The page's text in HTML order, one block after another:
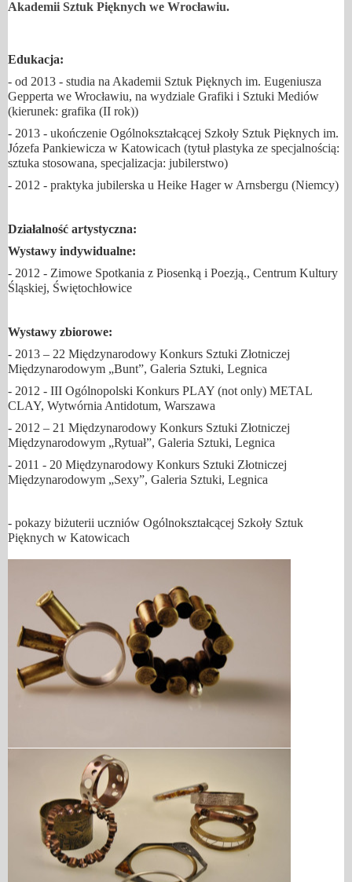
Akademii Sztuk Pięknych we Wrocławiu.
Edukacja:
- od 2013 - studia na Akademii Sztuk Pięknych im. Eugeniusza
Gepperta we Wrocławiu, na wydziale Grafiki i Sztuki Mediów
(kierunek: grafika (II rok))
- 2013 - ukończenie Ogólnokształcącej Szkoły Sztuk Pięknych im.
Józefa Pankiewicza w Katowicach (tytuł plastyka ze specjalnością:
sztuka stosowana, specjalizacja: jubilerstwo)
- 2012 - praktyka jubilerska u Heike Hager w Arnsbergu (Niemcy)
Działalność artystyczna:
Wystawy indywidualne:
- 2012 - Zimowe Spotkania z Piosenką i Poezją., Centrum Kultury
Śląskiej, Świętochłowice
Wystawy zbiorowe:
- 2013 – 22 Międzynarodowy Konkurs Sztuki Złotniczej
Międzynarodowym „Bunt”, Galeria Sztuki, Legnica
- 2012 - III Ogólnopolski Konkurs PLAY (not only) METAL
CLAY, Wytwórnia Antidotum, Warszawa
- 2012 – 21 Międzynarodowy Konkurs Sztuki Złotniczej
Międzynarodowym „Rytuał”, Galeria Sztuki, Legnica
- 2011 - 20 Międzynarodowy Konkurs Sztuki Złotniczej
Międzynarodowym „Sexy”, Galeria Sztuki, Legnica
- pokazy biżuterii uczniów Ogólnokształcącej Szkoły Sztuk
Pięknych w Katowicach